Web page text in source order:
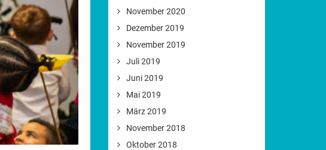
November 2020
Dezember 2019
November 2019
Juli 2019
Juni 2019
Mai 2019
März 2019
November 2018
Oktober 2018